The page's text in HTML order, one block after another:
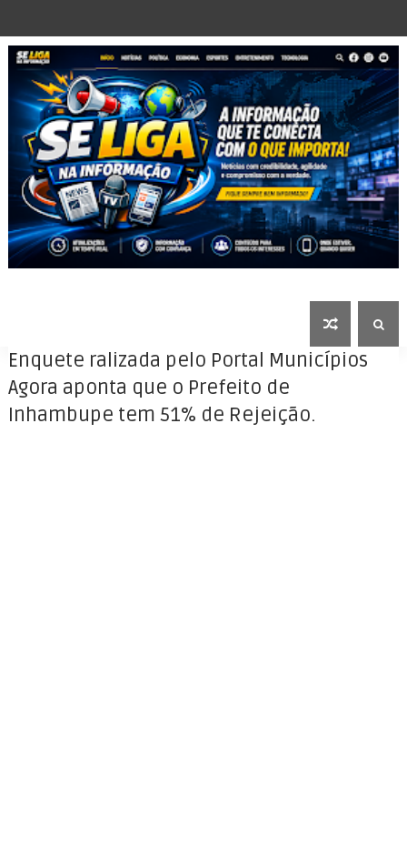
Enquete ralizada pelo Portal Municípios
Agora aponta que o Prefeito de
Inhambupe tem 51% de Rejeição.